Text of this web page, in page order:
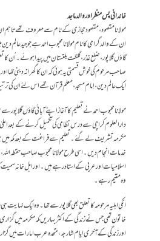
خاندانی پس منظر اور والد ماجد
مولانا مقصود ، مقصود حجازی کے نام سے معروف تھے تاہم
گاؤں گلاپور، ضلع غذر ، گلگت بلتستان میں پیدا ہوئے ۔ اُن
صاحب مرحوم کی خوش قسمتی یہ ہوئی کہ ان کا گھرانہ دینی تھا
ایک عالم دین ، اِمام مسجد ، معلم قرآن تھے اس لئے ان کی
مولانا محبوب احمد نے تعلیم کا آغاز اپنے آبائی گاؤں
دارالعلوم کراچی سے درس نظامی کی تکمیل کرنے کے بعد اعلیٰ
مکرمہ تشریف لے گئے۔ تعلیم سے فراغت کے بعد مکہ میں
خدمات انجام دیں۔ اسی طرح مولانا محبوب صاحب حفظہ اللہ،
وہ مقیم رہے۔
انکی اہلیہ مرحومہ کا تعلق بھی گلاپور سے تھا۔وہ ایک نہایت
خاتون تھی جس نے زندگی کے اکثر بہاریں مکہ مکرمہ میں
اور زندگی کےآخری ایام شارجہ، متحدہ عرب امارات میں